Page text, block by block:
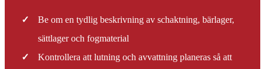
✓
Be om en tydlig beskrivning av schaktning, bärlager,
sättlager och fogmaterial
✓
Kontrollera att lutning och avvattning planeras så att